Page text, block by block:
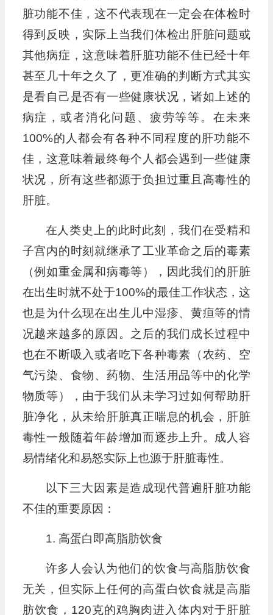
脏功能不佳，这不代表现在一定会在体检时
得到反映，实际上当我们体检出肝脏问题或
其他病症，这意味着肝脏功能不佳已经十年
甚至几十年之久了，更准确的判断方式其实
是看自己是否有一些健康状况，诸如上述的
病症，或者消化问题、疲劳等等。在未来
100%的人都会有各种不同程度的肝功能不
佳，这意味着最终每个人都会遇到一些健康
状况，所有这些都源于负担过重且高毒性的
肝脏。
在人类史上的此时此刻，我们在受精和
子宫内的时刻就继承了工业革命之后的毒素
（例如重金属和病毒等），因此我们的肝脏
在出生时就不处于100%的最佳工作状态，这
也是为什么现在出生儿中湿疹、黄疸等的情
况越来越多的原因。之后的我们成长过程中
也在不断吸入或者吃下各种毒素（农药、空
气污染、食物、药物、生活用品等中的化学
物质等），由于我们从未学习过如何帮助肝
脏净化，从未给肝脏真正喘息的机会，肝脏
毒性一般随着年龄增加而逐步上升。成人容
易情绪化和易怒实际上也源于肝脏毒性。
以下三大因素是造成现代普遍肝脏功能
不佳的重要原因：
1. 高蛋白即高脂肪饮食
许多人会认为他们的饮食与高脂肪饮食
无关，但实际上任何的高蛋白饮食就是高脂
肪饮食，120克的鸡胸肉进入体内对于肝脏